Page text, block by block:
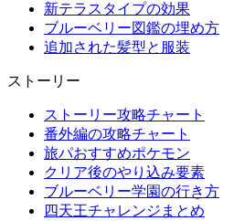
新テラスタイプの効果
ブルーベリー図鑑の埋め方
追加された髪型と服装
ストーリー
ストーリー攻略チャート
番外編の攻略チャート
旅パおすすめポケモン
クリア後のやり込み要素
ブルーベリー学園の行き方
四天王チャレンジまとめ